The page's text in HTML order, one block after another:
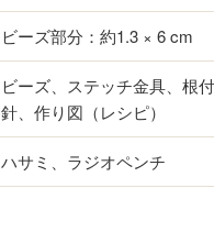
ビーズ部分：約1.3 × 6 cm
ビーズ、ステッチ金具、根付
針、作り図（レシピ）
ハサミ、ラジオペンチ